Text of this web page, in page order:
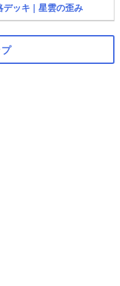
デッキ | 星雲の歪み